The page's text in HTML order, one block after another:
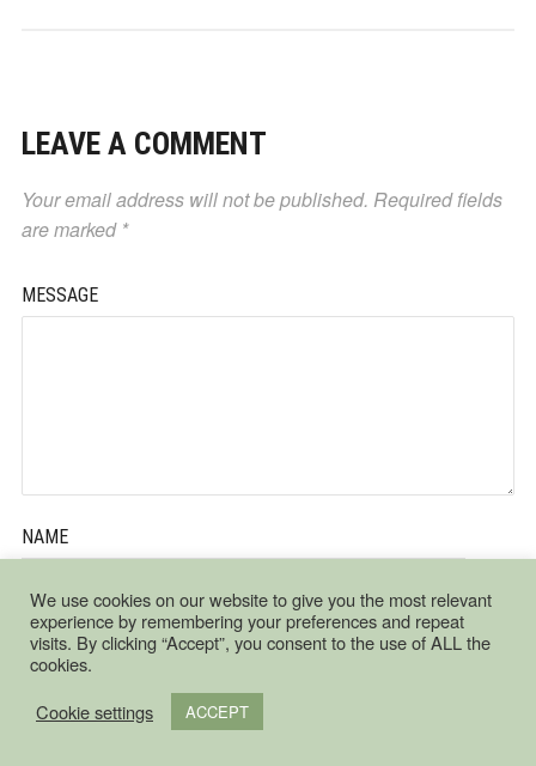
LEAVE A COMMENT
Your email address will not be published. Required fields
are marked *
MESSAGE
NAME
EMAIL ADDRESS
We use cookies on our website to give you the most relevant
experience by remembering your preferences and repeat
visits. By clicking “Accept”, you consent to the use of ALL the
cookies.
Cookie settings
ACCEPT